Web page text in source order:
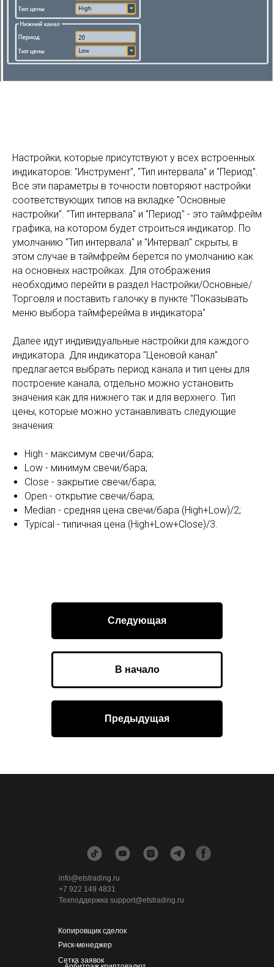
Настройки, которые присутствуют у всех встроенных
индикаторов: "Инструмент", "Тип интервала" и "Период".
Все эти параметры в точности повторяют настройки
соответствующих типов на вкладке "Основные
настройки". "Тип интервала" и "Период" - это таймфрейм
графика, на котором будет строиться индикатор. По
умолчанию "Тип интервала" и "Интервал" скрыты, в
этом случае в таймфрейм берется по умолчанию как
на основных настройках. Для отображения
необходимо перейти в раздел Настройки/Основные/
Торговля и поставить галочку в пункте "Показывать
меню выбора таймферейма в индикатора"
Далее идут индивидуальные настройки для каждого
индикатора. Для индикатора "Ценовой канал"
предлагается выбрать период канала и тип цены для
построение канала, отдельно можно установить
значения как для нижнего так и для верхнего. Тип
цены, которые можно устанавливать следующие
значения:
High - максимум свечи/бара;
Low - минимум свечи/бара;
Close - закрытие свечи/бара;
Open - открытие свечи/бара;
Median - средняя цена свечи/бара (High+Low)/2;
Typical - типичная цена (High+Low+Close)/3.
Предыдущая
В начало
Следующая
Копировщик сделок
Риск-менеджер
Сетка заявок
info@etstrading.ru
+7 922 149 4831
Техподдержка support@etstrading.ru